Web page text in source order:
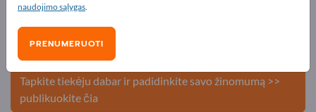
kontaktai >> pradėkite čia
Publikuokite savo įmonę ir
produktus Exportpages svetainėje.
Tapkite tiekėju dabar ir padidinkite savo žinomumą >>
publikuokite čia
naudojimo sąlygas.
PRENUMERUOTI